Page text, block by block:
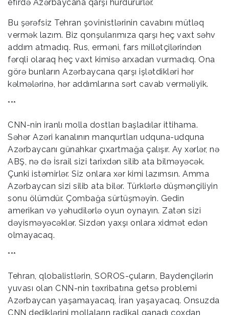
efirdə Azərbaycana qarşı hürdürürlər.
Bu şərəfsiz Tehran şovinistlərinin cavabını mütləq
vermək lazım. Biz qonşularımıza qarşı heç vaxt səhv
addım atmadıq. Rus, erməni, fars millətçilərindən
fərqli olaraq heç vaxt kimisə arxadan vurmadıq. Ona
görə bunların Azərbaycana qarşı işlətdikləri hər
kəlmələrinə, hər addımlarına sərt cavab verməliyik.
***
CNN-nin iranlı molla dostları başladılar ittihama.
Səhər Azəri kanalının manqurtları udquna-udquna
Azərbaycanı günahkar çıxartmağa çalışır. Ay xərlər, nə
ABŞ, nə də İsrail sizi tarixdən silib ata bilməyəcək.
Çunki istəmirlər. Siz onlara xər kimi lazımsın. Amma
Azərbaycan sizi silib ata bilər. Türklərlə düşmənçiliyin
sonu ölümdür. Çombağa sürtüşməyin. Gedin
amerikan və yəhudilərlə oyun oynayın. Zatən sizi
dəyisməyəcəklər. Sizdən yaxşı onlara xidmət edən
olmayacaq.
***
Tehran, qlobalistlərin, SOROS-çuların, Baydençilərin
yuvası olan CNN-nin təxribatına getsə problemi
Azərbaycan yaşamayacaq, İran yaşayacaq. Onsuzda
CNN dediklərini mollaların radikal qanadı çoxdan